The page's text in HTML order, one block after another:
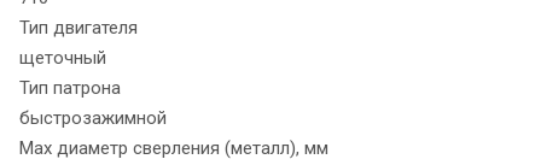
Тип двигателя
щеточный
Тип патрона
быстрозажимной
Max диаметр сверления (металл), мм